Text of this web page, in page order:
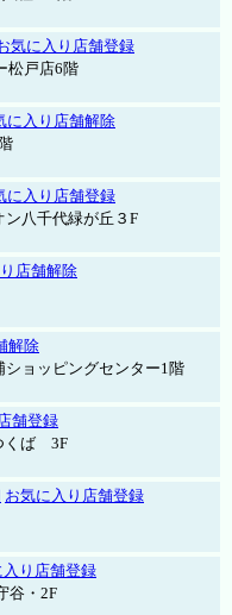
気に入り店舗登録
松戸店6階
に入り店舗解除
に入り店舗登録
八千代緑が丘３F
店舗解除
解除
ョッピングセンター1階
舗登録
くば 3F
お気に入り店舗登録
入り店舗登録
谷・2F